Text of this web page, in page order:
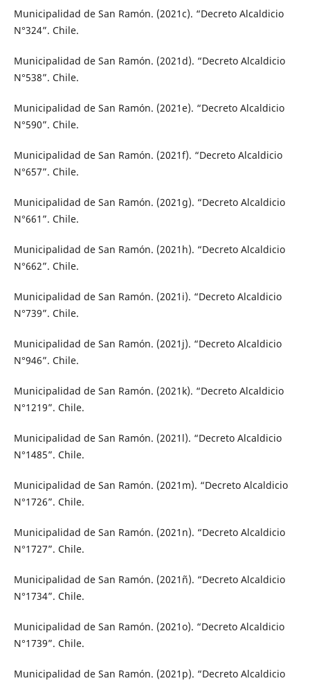
Municipalidad de San Ramón. (2021c). “Decreto Alcaldicio
N°324”. Chile.
Municipalidad de San Ramón. (2021d). “Decreto Alcaldicio
N°538”. Chile.
Municipalidad de San Ramón. (2021e). “Decreto Alcaldicio
N°590”. Chile.
Municipalidad de San Ramón. (2021f). “Decreto Alcaldicio
N°657”. Chile.
Municipalidad de San Ramón. (2021g). “Decreto Alcaldicio
N°661”. Chile.
Municipalidad de San Ramón. (2021h). “Decreto Alcaldicio
N°662”. Chile.
Municipalidad de San Ramón. (2021i). “Decreto Alcaldicio
N°739”. Chile.
Municipalidad de San Ramón. (2021j). “Decreto Alcaldicio
N°946”. Chile.
Municipalidad de San Ramón. (2021k). “Decreto Alcaldicio
N°1219”. Chile.
Municipalidad de San Ramón. (2021l). “Decreto Alcaldicio
N°1485”. Chile.
Municipalidad de San Ramón. (2021m). “Decreto Alcaldicio
N°1726”. Chile.
Municipalidad de San Ramón. (2021n). “Decreto Alcaldicio
N°1727”. Chile.
Municipalidad de San Ramón. (2021ñ). “Decreto Alcaldicio
N°1734”. Chile.
Municipalidad de San Ramón. (2021o). “Decreto Alcaldicio
N°1739”. Chile.
Municipalidad de San Ramón. (2021p). “Decreto Alcaldicio